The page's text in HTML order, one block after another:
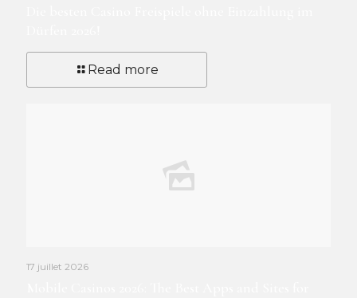
Read more
17 juillet 2026